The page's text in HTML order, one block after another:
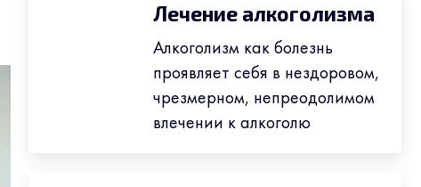
Лечение алкоголизма
Алкоголизм как болезнь
проявляет себя в нездоровом,
чрезмерном, непреодолимом
влечении к алкоголю